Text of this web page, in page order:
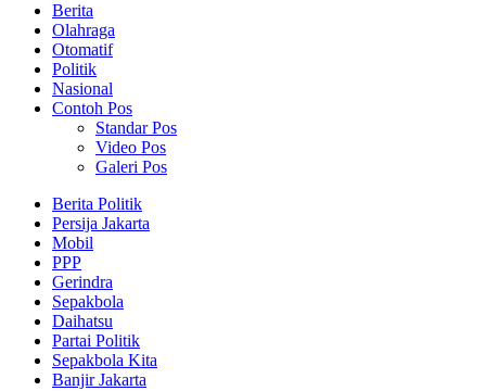
Berita
Olahraga
Otomatif
Politik
Nasional
Contoh Pos
Standar Pos
Video Pos
Galeri Pos
Berita Politik
Persija Jakarta
Mobil
PPP
Gerindra
Sepakbola
Daihatsu
Partai Politik
Sepakbola Kita
Banjir Jakarta